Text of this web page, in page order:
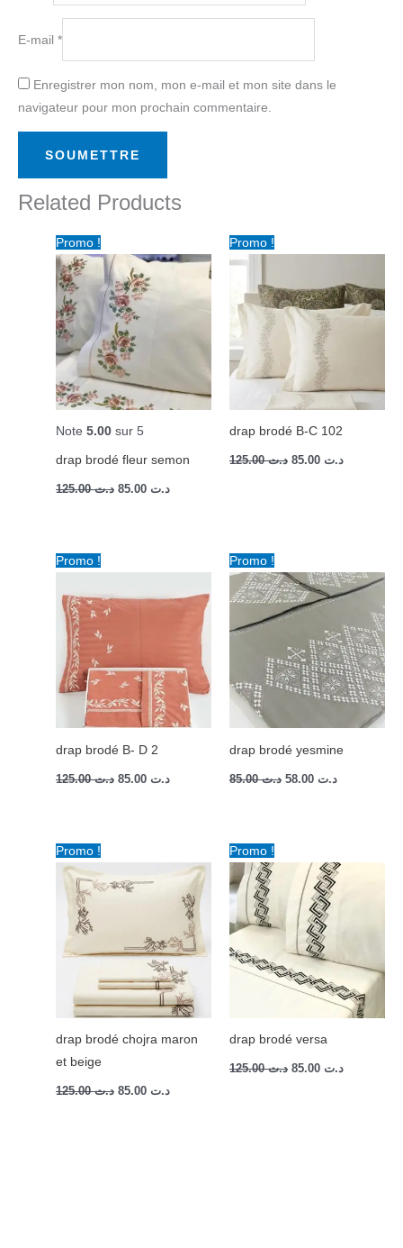
E-mail *
Enregistrer mon nom, mon e-mail et mon site dans le
navigateur pour mon prochain commentaire.
Related Products
Promo !
Note 5.00 sur 5
drap brodé fleur semon
د.ت125.00
prix
initial
était :
د.ت
prix
actuel
Promo !
drap brodé B-C 102
د.ت125.00
prix
د.ت 125.00.
د.ت
prix
est :
Promo !
drap brodé B- D 2
د.ت125.00
prix
était :
د.ت
prix
est :
Promo !
drap brodé yesmine
د.ت85.00
prix
initial
était :
د.ت
prix
actuel
est :
Promo !
drap brodé chojra maron
et beige
د.ت125.00
était :
د.ت
prix
actuel
Promo !
drap brodé versa
د.ت125.00
prix
initial
était :
د.ت
prix